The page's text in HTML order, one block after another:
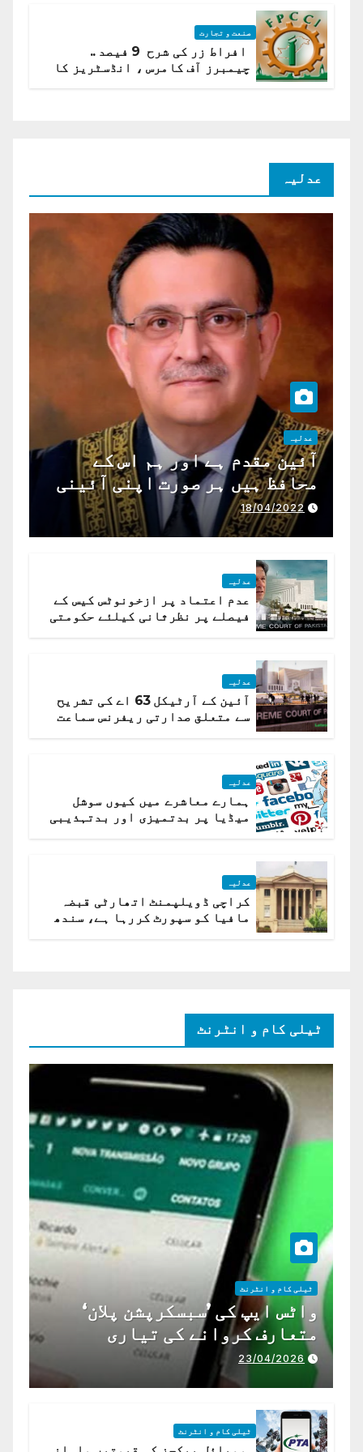
صنعت و تجارت
افراط زر کی شرح 9 فیصد ..
چیمبرز آف کامرس ، انڈسٹریز کا
عدلیہ
عدلیہ
آئین مقدم ہے اور ہم اس کے
محافظ ہیں ہر صورت اپنی آئینی
ذمہ داری ادا کرینگے ، چیف
جسٹس پاکستان
18/04/2022
عدلیہ
عدم اعتماد پر ازخونوٹس کیس کے
فیصلے پر نظرثانی کیلئے حکومتی
عدلیہ
آئین کے آرٹیکل 63 اے کی تشریح
سے متعلق صدارتی ریفرنس سماعت
عدلیہ
ہمارے معاشرے میں کیوں سوشل
میڈیا پر بدتمیزی اور بدتہذیبی
عدلیہ
کراچی ڈویلپمنٹ اتھارٹی قبضہ
مافیا کو سپورٹ کررہا ہے، سندھ
ٹیلی کام و انٹرنٹ
ٹیلی کام و انٹرنٹ
واٹس ایپ کی ’سبسکرپشن پلان‘
متعارف کروانے کی تیاری
23/04/2026
ٹیلی کام و انٹرنٹ